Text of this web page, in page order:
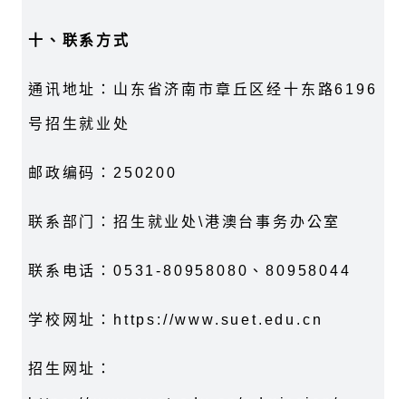
十、联系方式
通讯地址：山东省济南市章丘区经十东路6196
号招生就业处
邮政编码：250200
联系部门：招生就业处\港澳台事务办公室
联系电话：0531-80958080、80958044
学校网址：https://www.suet.edu.cn
招生网址：